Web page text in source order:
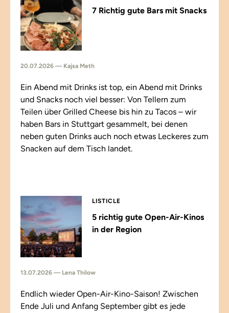
7 Richtig gute Bars mit Snacks
20.07.2026 — Kajsa Meth
Ein Abend mit Drinks ist top, ein Abend mit Drinks
und Snacks noch viel besser: Von Tellern zum
Teilen über Grilled Cheese bis hin zu Tacos – wir
haben Bars in Stuttgart gesammelt, bei denen
neben guten Drinks auch noch etwas Leckeres zum
Snacken auf dem Tisch landet.
LISTICLE
5 richtig gute Open-Air-Kinos
in der Region
13.07.2026 — Lena Thilow
Endlich wieder Open-Air-Kino-Saison! Zwischen
Ende Juli und Anfang September gibt es jede